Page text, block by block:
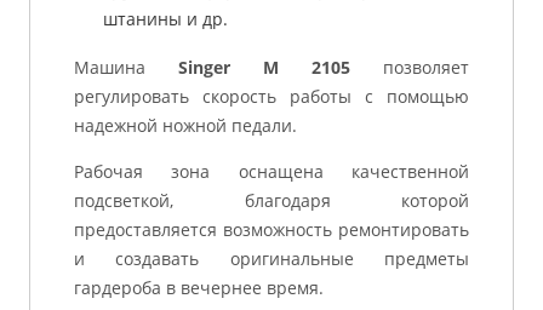
штанины и др.
Машина Singer M 2105 позволяет
регулировать скорость работы с помощью
надежной ножной педали.
Рабочая зона оснащена качественной
подсветкой, благодаря которой
предоставляется возможность ремонтировать
и создавать оригинальные предметы
гардероба в вечернее время.